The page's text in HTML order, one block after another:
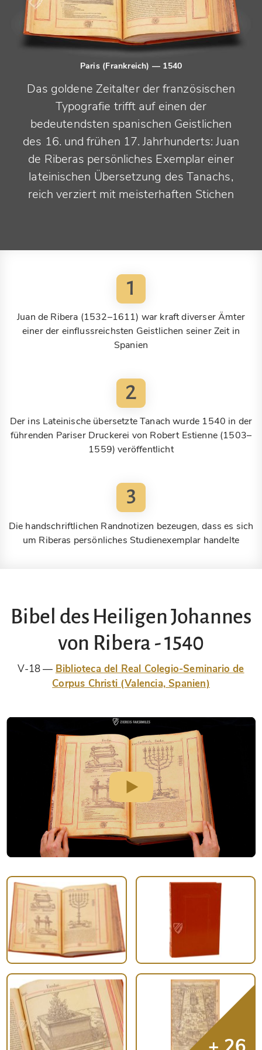
Paris (Frankreich) — 1540
Das goldene Zeitalter der französischen
Typografie trifft auf einen der
bedeutendsten spanischen Geistlichen
des 16. und frühen 17. Jahrhunderts: Juan
de Riberas persönliches Exemplar einer
lateinischen Übersetzung des Tanachs,
reich verziert mit meisterhaften Stichen
1
Juan de Ribera (1532–1611) war kraft diverser Ämter
einer der einflussreichsten Geistlichen seiner Zeit in
Spanien
2
Der ins Lateinische übersetzte Tanach wurde 1540 in der
führenden Pariser Druckerei von Robert Estienne (1503–
1559) veröffentlicht
3
Die handschriftlichen Randnotizen bezeugen, dass es sich
um Riberas persönliches Studienexemplar handelte
Bibel des Heiligen Johannes
von Ribera - 1540
V-18
Biblioteca del Real Colegio-Seminario de
Corpus Christi (Valencia, Spanien)